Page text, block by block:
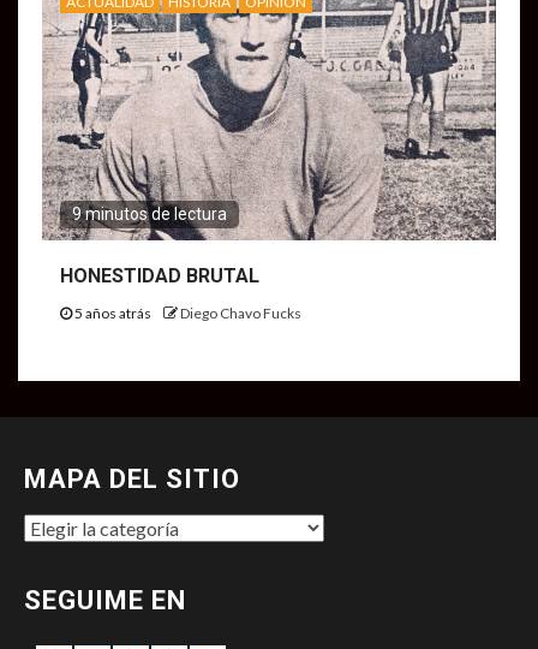
9 minutos de lectura
HONESTIDAD BRUTAL
5 años atrás Diego Chavo Fucks
MAPA DEL SITIO
MAPA
SITIO
SEGUIME EN